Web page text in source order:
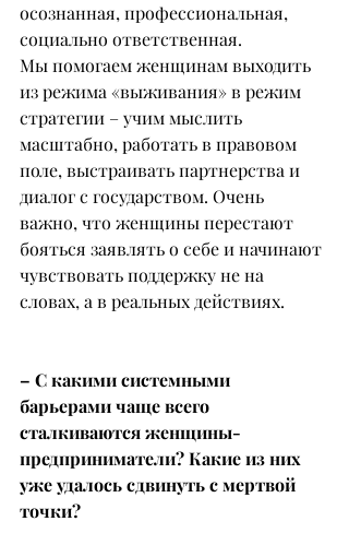
осознанная, профессиональная,
социально ответственная.
Мы помогаем женщинам выходить
из режима «выживания» в режим
стратегии – учим мыслить
масштабно, работать в правовом
поле, выстраивать партнерства и
диалог с государством. Очень
важно, что женщины перестают
бояться заявлять о себе и начинают
чувствовать поддержку не на
словах, а в реальных действиях.
– С какими системными
барьерами чаще всего
сталкиваются женщины-
предприниматели? Какие из них
уже удалось сдвинуть с мертвой
точки?